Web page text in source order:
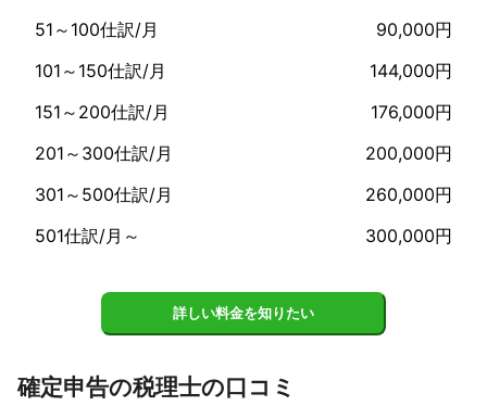
51～100仕訳/月
90,000円
101～150仕訳/月
144,000円
151～200仕訳/月
176,000円
201～300仕訳/月
200,000円
301～500仕訳/月
260,000円
501仕訳/月～
300,000円
詳しい料金を知りたい
確定申告の税理士の口コミ